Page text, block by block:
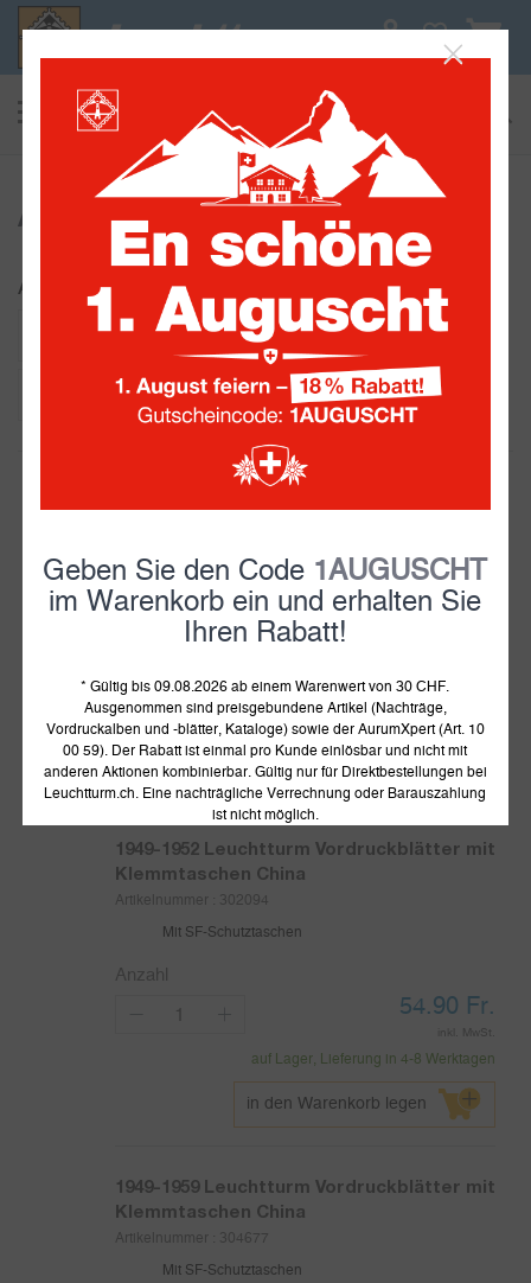
Alle Sammelwelten
Asien
Auswahl eingrenzen:
Kontinente
Ausgabeform Jahr
Leuchtturm Vordruckblätter mit
Klemmtaschen Hong-Kong / Hong Kong
Artikelnummer :338139
Mit SF-Schutztaschen
inkl. MwSt.
auf Lager, Lieferung in 4-8 Werktagen
in den Warenkorb legen
1949-1952 Leuchtturm Vordruckblätter mit
Klemmtaschen China
Artikelnummer : 302094
Mit SF-Schutztaschen
Anzahl
54.90 Fr.
inkl. MwSt.
auf Lager, Lieferung in 4-8 Werktagen
in den Warenkorb legen
1949-1959 Leuchtturm Vordruckblätter mit
Klemmtaschen China
Artikelnummer : 304677
Mit SF-Schutztaschen
Geben Sie den Code 1AUGUSCHT
im Warenkorb ein und erhalten Sie
Ihren Rabatt!
* Gültig bis 09.08.2026 ab einem Warenwert von 30 CHF.
Ausgenommen sind preisgebundene Artikel (Nachträge,
Vordruckalben und -blätter, Kataloge) sowie der AurumXpert (Art. 10
00 59). Der Rabatt ist einmal pro Kunde einlösbar und nicht mit
anderen Aktionen kombinierbar. Gültig nur für Direktbestellungen bei
Leuchtturm.ch. Eine nachträgliche Verrechnung oder Barauszahlung
ist nicht möglich.